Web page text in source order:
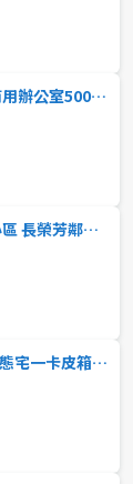
桃園買屋 青埔買屋 青埔A18 商用辦公室500M 站前新銳
桃園買房 蘆竹買房 上南崁核心區 長榮芳鄰三房 雙北通勤首選
桃園買屋 青埔買屋 A18水岸森態宅一卡皮箱入住水岸景觀雙車